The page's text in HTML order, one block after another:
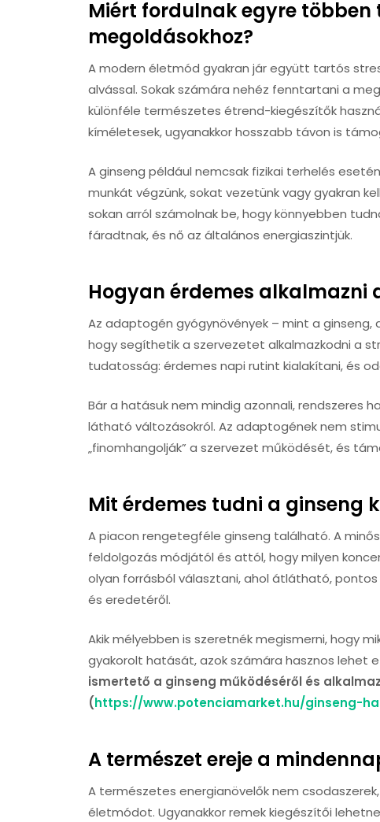
Miért fordulnak egyre többen
megoldásokhoz?
A modern életmód gyakran jár együtt tartós
alvással. Sokak számára nehéz fenntartani a
különféle természetes étrend-kiegészítők
kíméletesek, ugyanakkor hosszabb távon is
A ginseng például nemcsak fizikai terhelés
munkát végzünk, sokat vezetünk vagy gyakran
sokan arról számolnak be, hogy könnyebben
fáradtnak, és nő az általános energiaszintjük.
Hogyan érdemes alkalmazni
Az adaptogén gyógynövények – mint a ginseng,
hogy segíthetik a szervezetet alkalmazkodni a
tudatosság: érdemes napi rutint kialakítani, és
Bár a hatásuk nem mindig azonnali, rendszeres
látható változásokról. Az adaptogének nem
„finomhangolják” a szervezet működését, és
Mit érdemes tudni a ginseng
A piacon rengetegféle ginseng található. A
feldolgozás módjától és attól, hogy milyen
olyan forrásból választani, ahol átlátható,
és eredetéről.
Akik mélyebben is szeretnék megismerni, hogy
gyakorolt hatását, azok számára hasznos lehet
ismertető a ginseng működéséről és
(https://www.potenciamarket.hu/ginseng-
A természet ereje a
A természetes energianövelők nem
életmódot. Ugyanakkor remek kiegészítői